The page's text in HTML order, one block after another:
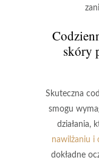
skóry
Skuteczna
smogu
działania,
nawilżaniu i
dokładne